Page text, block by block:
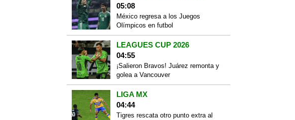
05:08
México regresa a los Juegos
Olímpicos en futbol
LEAGUES CUP 2026
04:55
¡Salieron Bravos! Juárez remonta y
golea a Vancouver
LIGA MX
04:44
Tigres rescata otro punto extra al